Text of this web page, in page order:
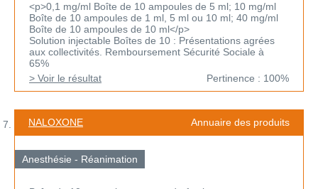
<p>0,1 mg/ml Boîte de 10 ampoules de 5 ml; 10 mg/ml
Boîte de 10 ampoules de 1 ml, 5 ml ou 10 ml; 40 mg/ml
Boîte de 10 ampoules de 10 ml</p>
Solution injectable Boîtes de 10 : Présentations agrées
aux collectivités. Remboursement Sécurité Sociale à
65%
> Voir le résultat
Pertinence : 100%
NALOXONE Annuaire des produits
Anesthésie - Réanimation